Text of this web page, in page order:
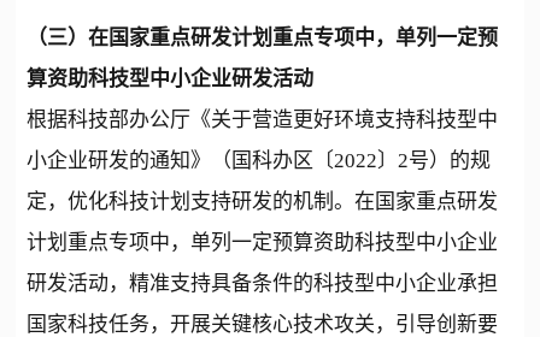
（三）在国家重点研发计划重点专项中，单列一定预
算资助科技型中小企业研发活动
根据科技部办公厅《关于营造更好环境支持科技型中
小企业研发的通知》（国科办区〔2022〕2号）的规
定，优化科技计划支持研发的机制。在国家重点研发
计划重点专项中，单列一定预算资助科技型中小企业
研发活动，精准支持具备条件的科技型中小企业承担
国家科技任务，开展关键核心技术攻关，引导创新要